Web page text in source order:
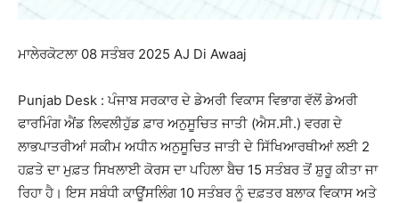
ਮਾਲੇਰਕੋਟਲਾ 08 ਸਤੰਬਰ 2025 AJ Di Awaaj
Punjab Desk : ਪੰਜਾਬ ਸਰਕਾਰ ਦੇ ਡੇਅਰੀ ਵਿਕਾਸ ਵਿਭਾਗ ਵੱਲੋਂ ਡੇਅਰੀ
ਫਾਰਮਿੰਗ ਐਂਡ ਲਿਵਲੀਹੁੱਡ ਫ਼ਾਰ ਅਨੁਸੂਚਿਤ ਜਾਤੀ (ਐਸ.ਸੀ.) ਵਰਗ ਦੇ
ਲਾਭਪਾਤਰੀਆਂ ਸਕੀਮ ਅਧੀਨ ਅਨੁਸੂਚਿਤ ਜਾਤੀ ਦੇ ਸਿੱਖਿਆਰਥੀਆਂ ਲਈ 2
ਹਫ਼ਤੇ ਦਾ ਮੁਫ਼ਤ ਸਿਖਲਾਈ ਕੋਰਸ ਦਾ ਪਹਿਲਾ ਬੈਚ 15 ਸਤੰਬਰ ਤੋਂ ਸ਼ੁਰੂ ਕੀਤਾ ਜਾ
ਰਿਹਾ ਹੈ। ਇਸ ਸਬੰਧੀ ਕਾਊਂਸਲਿੰਗ 10 ਸਤੰਬਰ ਨੂੰ ਦਫ਼ਤਰ ਬਲਾਕ ਵਿਕਾਸ ਅਤੇ